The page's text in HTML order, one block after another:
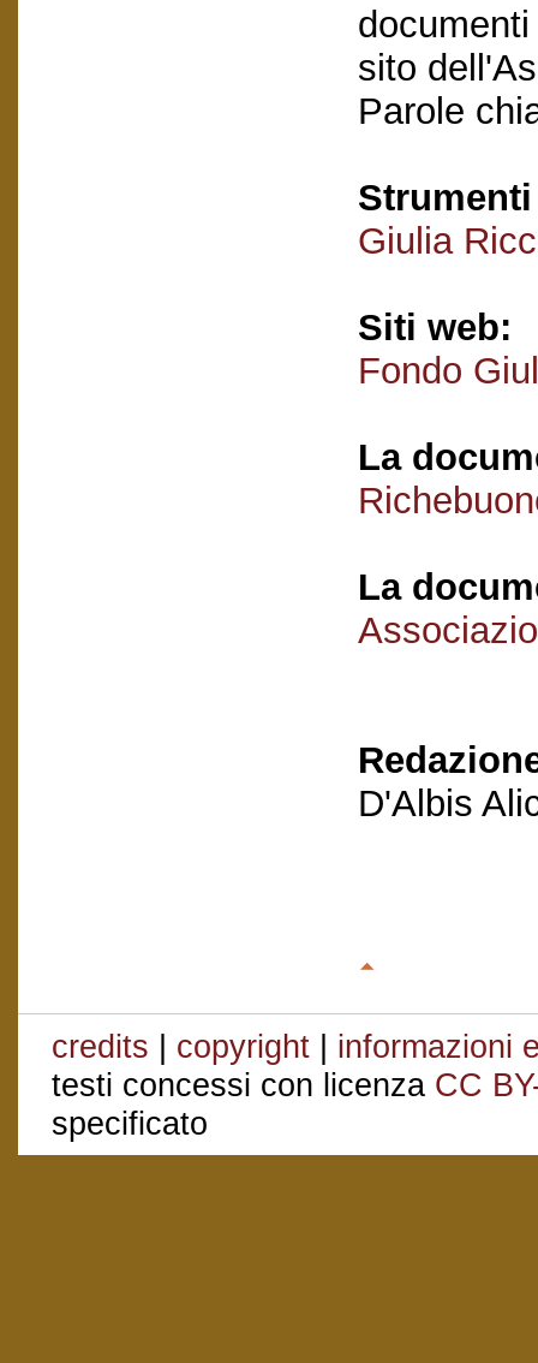
sito
Parole
Giulia
Siti web:
Fondo
La
La
D'Albis
credits | copyright | informazioni
testi concessi con licenza CC
specificato